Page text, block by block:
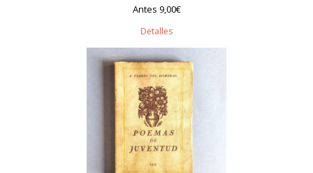
Antes 9,00€
Detalles